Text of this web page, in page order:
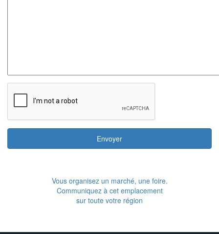
Envoyer
Vous organisez un marché, une foire.
Communiquez à cet emplacement
sur toute votre région